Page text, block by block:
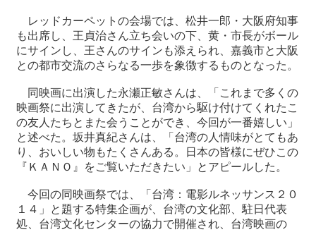
レッドカーペットの会場では、松井一郎・大阪府知事
も出席し、王貞治さん立ち会いの下、黄・市長がボール
にサインし、王さんのサインも添えられ、嘉義市と大阪
との都市交流のさらなる一歩を象徴するものとなった。
同映画に出演した永瀬正敏さんは、「これまで多くの
映画祭に出演してきたが、台湾から駆け付けてくれたこ
の友人たちとまた会うことができ、今回が一番嬉しい」
と述べた。坂井真紀さんは、「台湾の人情味がとてもあ
り、おいしい物もたくさんある。日本の皆様にぜひこの
『ＫＡＮＯ』をご覧いただきたい」とアピールした。
今回の同映画祭では、「台湾：電影ルネッサンス２０
１４」と題する特集企画が、台湾の文化部、駐日代表
処、台湾文化センターの協力で開催され、台湾映画の